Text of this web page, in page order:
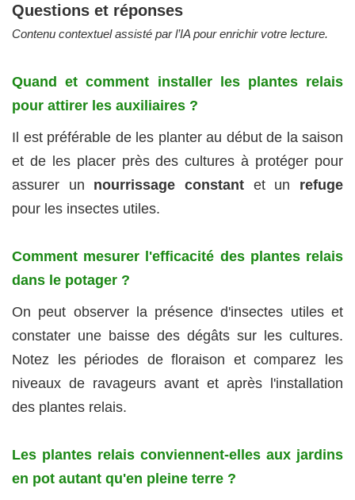
Questions et réponses
Contenu contextuel assisté par l’IA pour enrichir votre lecture.
Quand et comment installer les plantes relais
pour attirer les auxiliaires ?
Il est préférable de les planter au début de la saison
et de les placer près des cultures à protéger pour
assurer un nourrissage constant et un refuge
pour les insectes utiles.
Comment mesurer l'efficacité des plantes relais
dans le potager ?
On peut observer la présence d'insectes utiles et
constater une baisse des dégâts sur les cultures.
Notez les périodes de floraison et comparez les
niveaux de ravageurs avant et après l'installation
des plantes relais.
Les plantes relais conviennent-elles aux jardins
en pot autant qu'en pleine terre ?